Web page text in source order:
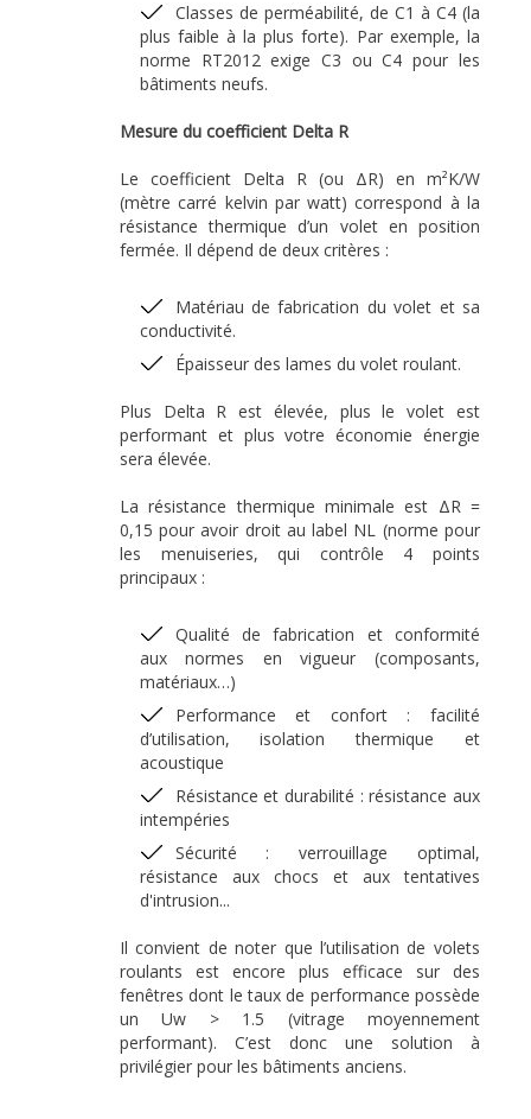
Classes de perméabilité, de C1 à C4 (la
plus faible à la plus forte). Par exemple, la
norme RT2012 exige C3 ou C4 pour les
bâtiments neufs.
Mesure du coefficient Delta R
Le coefficient Delta R (ou ΔR) en m²K/W
(mètre carré kelvin par watt) correspond à la
résistance thermique d’un volet en position
fermée. Il dépend de deux critères :
Matériau de fabrication du volet et sa
conductivité.
Épaisseur des lames du volet roulant.
Plus Delta R est élevée, plus le volet est
performant et plus votre économie énergie
sera élevée.
La résistance thermique minimale est ΔR =
0,15 pour avoir droit au label NL (norme pour
les menuiseries, qui contrôle 4 points
principaux :
Qualité de fabrication et conformité
aux normes en vigueur (composants,
matériaux…)
Performance et confort : facilité
d’utilisation, isolation thermique et
acoustique
Résistance et durabilité : résistance aux
intempéries
Sécurité : verrouillage optimal,
résistance aux chocs et aux tentatives
d'intrusion...
Il convient de noter que l’utilisation de volets
roulants est encore plus efficace sur des
fenêtres dont le taux de performance possède
un Uw > 1.5 (vitrage moyennement
performant). C’est donc une solution à
privilégier pour les bâtiments anciens.